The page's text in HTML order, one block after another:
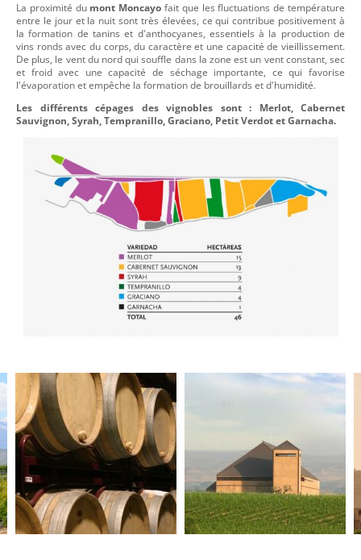
La proximité du mont Moncayo fait que les fluctuations de température
entre le jour et la nuit sont très élevées, ce qui contribue positivement à
la formation de tanins et d'anthocyanes, essentiels à la production de
vins ronds avec du corps, du caractère et une capacité de vieillissement.
De plus, le vent du nord qui souffle dans la zone est un vent constant, sec
et froid avec une capacité de séchage importante, ce qui favorise
l'évaporation et empêche la formation de brouillards et d'humidité.
Les différents cépages des vignobles sont :
Merlot, Cabernet
Sauvignon, Syrah, Tempranillo, Graciano, Petit Verdot et Garnacha.